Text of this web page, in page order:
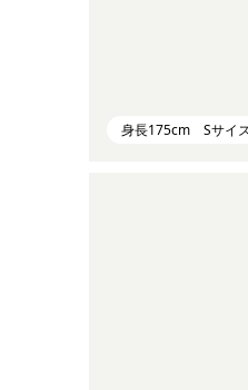
身長175cm Sサイ